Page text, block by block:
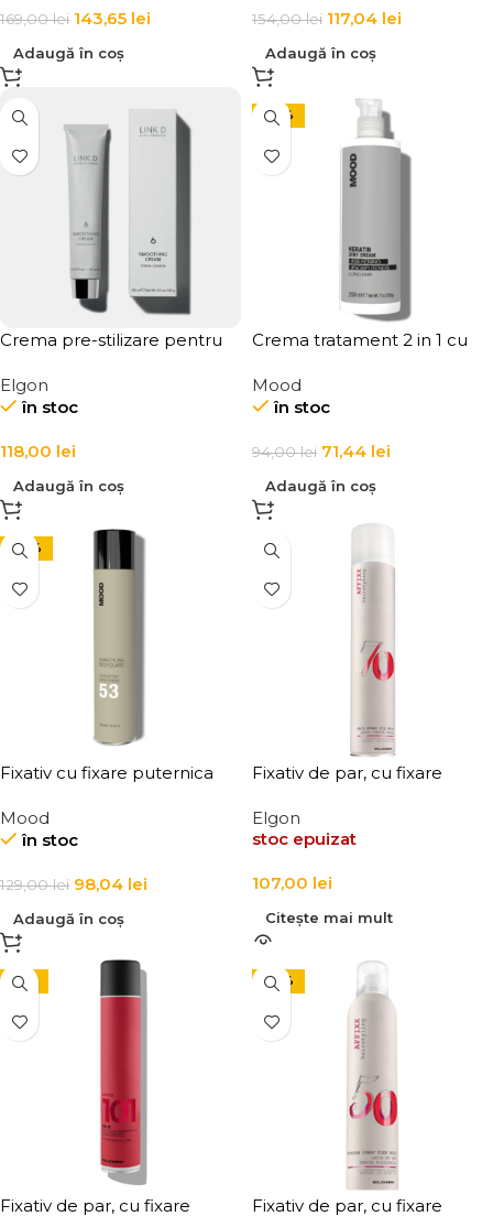
169,00lei 143,65 lei
Adaugă în coș
154,00lei 117,04 lei
Adaugă în coș
Crema pre-stilizare pentru
par LINK-D 6 Smoothing
Cream
Elgon
în stoc
118,00 lei
Adaugă în coș
-24%
Crema tratament 2 in 1 cu
lung Mood Keratin Long Hair
2-in-1 Cream
Mood
în stoc
94,00lei 71,44 lei
Adaugă în coș
-24%
Fixativ cu fixare puternica
Mood
în stoc
129,00lei 98,04 lei
Adaugă în coș
Fixativ de par, cu fixare
Spray Fix Hold 500 ml
Elgon
stoc epuizat
107,00 lei
Citește mai mult
-15%
Fixativ de par, cu fixare
-24%
Fixativ de par, cu fixare